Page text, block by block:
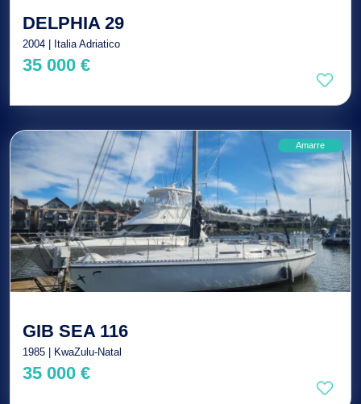
DELPHIA 29
2004 | Italia Adriatico
35 000 €
Amarre
GIB SEA 116
1985 | KwaZulu-Natal
35 000 €